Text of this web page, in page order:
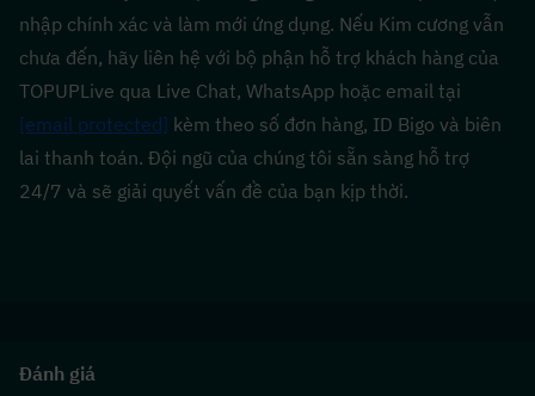
nhập chính xác và làm mới ứng dụng. Nếu Kim cương vẫn
chưa đến, hãy liên hệ với bộ phận hỗ trợ khách hàng của
[email protected] kèm theo số đơn hàng, ID Bigo và biên
lai thanh toán. Đội ngũ của chúng tôi sẵn sàng hỗ trợ
24/7 và sẽ giải quyết vấn đề của bạn kịp thời.
Đánh giá